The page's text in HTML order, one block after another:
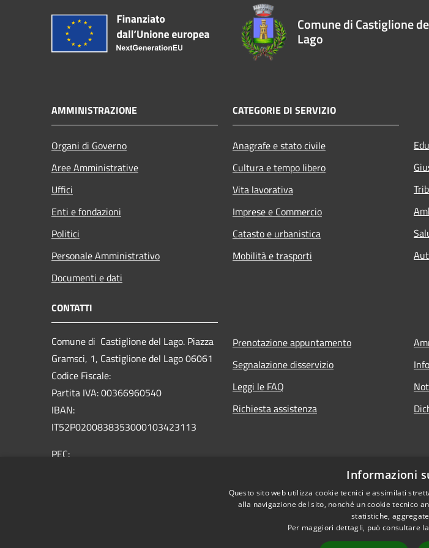
Comune di Castiglione
Lago
AMMINISTRAZIONE
Organi di Governo
Aree Amministrative
Uffici
Enti e fondazioni
Politici
Personale Amministrativo
Documenti e dati
CATEGORIE DI SERVIZIO
Anagrafe e stato civile
Cultura e tempo libero
Vita lavorativa
Imprese e Commercio
Catasto e urbanistica
Mobilità e trasporti
CONTATTI
Comune di Castiglione del Lago. Piazza
Gramsci, 1, Castiglione del Lago 06061
Codice Fiscale:
Partita IVA: 00366960540
IBAN:
IT52P0200838353000103423113
PEC:
Prenotazione appuntamento
Segnalazione disservizio
Leggi le FAQ
Richiesta assistenza
Informazioni
Questo sito web utilizza cookie tecnici e assimilati
alla navigazione del sito, nonché un cookie tecnico
statistiche,
Per maggiori dettagli, può consultare